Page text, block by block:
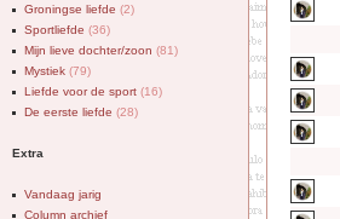
Groningse liefde (2)
Sportliefde (36)
Mijn lieve dochter/zoon (81)
Mystiek (79)
Liefde voor de sport (16)
De eerste liefde (28)
Extra
Vandaag jarig
Column archief